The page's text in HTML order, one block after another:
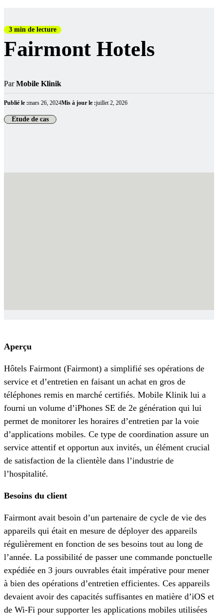
3 min de lecture
Fairmont Hotels
ParMobile Klinik
Publié le :mars 26, 2024Mis à jour le :juillet 2, 2026
Etude de cas
Aperçu
Hôtels Fairmont (Fairmont) a simplifié ses opérations de
service et d’entretien en faisant un achat en gros de
téléphones remis en marché certifiés. Mobile Klinik lui a
fourni un volume d’iPhones SE de 2e génération qui lui
permet de monitorer les horaires d’entretien par la voie
d’applications mobiles. Ce type de coordination assure un
service attentif et opportun aux invités, un élément crucial
de satisfaction de la clientèle dans l’industrie de
l’hospitalité.
Besoins du client
Fairmont avait besoin d’un partenaire de cycle de vie des
appareils qui était en mesure de déployer des appareils
régulièrement en fonction de ses besoins tout au long de
l’année. La possibilité de passer une commande ponctuelle
expédiée en 3 jours ouvrables était impérative pour mener
à bien des opérations d’entretien efficientes. Ces appareils
devaient avoir des capacités suffisantes en matière d’iOS et
de Wi-Fi pour supporter les applications mobiles utilisées